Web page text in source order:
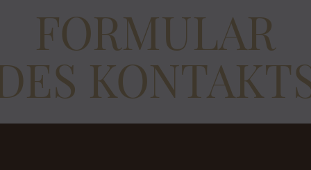
FORMULAR